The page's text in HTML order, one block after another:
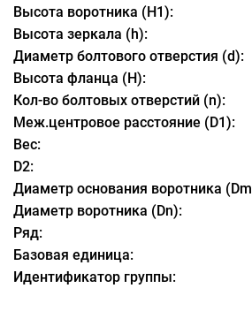
Высота воротника (H1):
Высота зеркала (h):
Диаметр болтового отверстия (d):
Высота фланца (H):
Кол-во болтовых отверстий (n):
Меж.центровое расстояние (D1):
Вес:
D2:
Диаметр основания воротника
Диаметр воротника (Dn):
Ряд:
Базовая единица:
Идентификатор группы: